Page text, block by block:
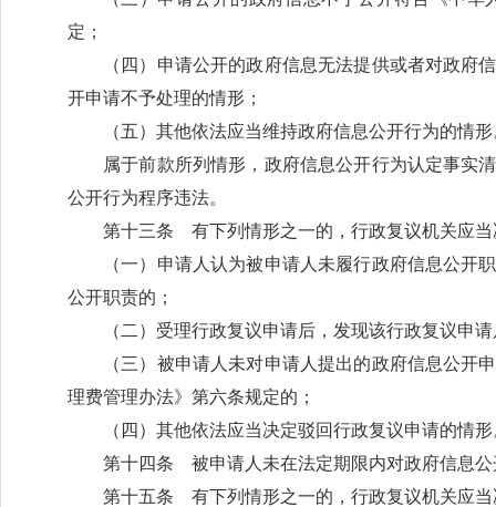
定；
（四）申请公开的政府信息无法提供或者对政
开申请不予处理的情形；
（五）其他依法应当维持政府信息公开行为的情
属于前款所列情形，政府信息公开行为认定事实
公开行为程序违法。
第十三条 有下列情形之一的，行政复议机关应当
（一）申请人认为被申请人未履行政府信息公
公开职责的；
（二）受理行政复议申请后，发现该行政复议申
（三）被申请人未对申请人提出的政府信息公
理费管理办法》第六条规定的；
（四）其他依法应当决定驳回行政复议申请的情
第十四条 被申请人未在法定期限内对政府信息
第十五条 有下列情形之一的，行政复议机关应